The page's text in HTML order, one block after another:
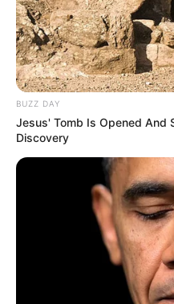
Політика
Спорт
Схеми
[wp-rss-aggregator
BUZZ DAY
Jesus' Tomb Is Opened And
Discovery